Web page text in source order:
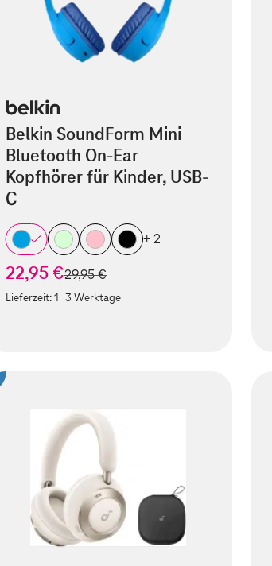
Belkin SoundForm Mini
Bluetooth On-Ear
Kopfhörer für Kinder, USB-
C
+ 2
22,95 €statt
29,95 €
Lieferzeit:1-3 Werktage